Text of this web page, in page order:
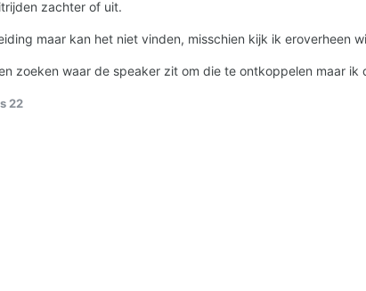
zachter of uit.
maar kan het niet vinden, misschien kijk ik eroverheen
zoeken waar de speaker zit om die te ontkoppelen maar
22